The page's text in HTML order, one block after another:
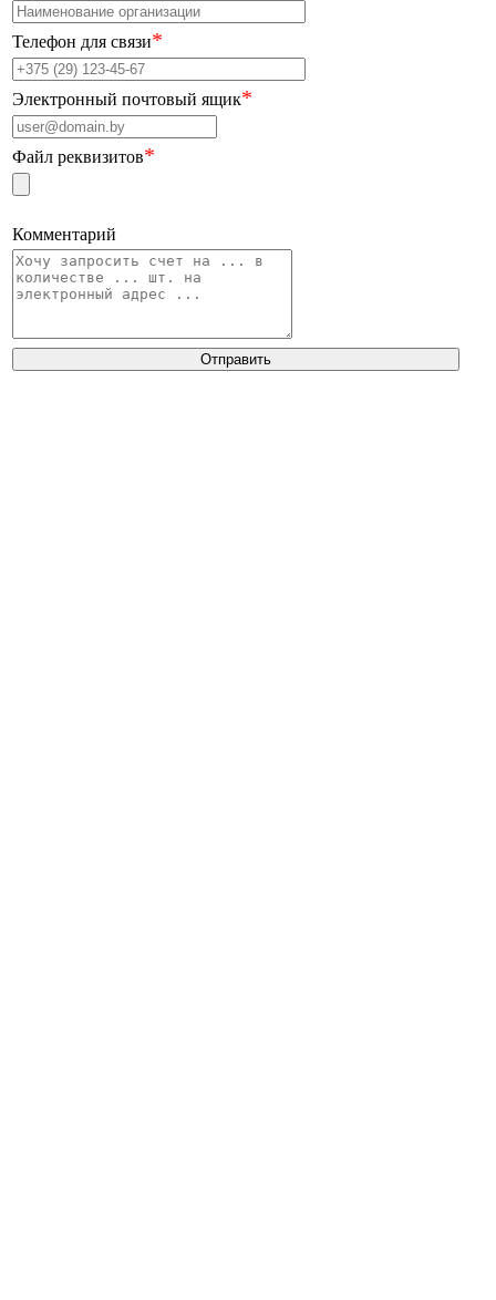
Телефон для связи*
Электронный почтовый ящик*
Файл реквизитов*
Комментарий